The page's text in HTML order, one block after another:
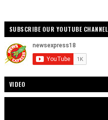
SUBSCRIBE OUR YOUTUBE CHANNEL
VIDEO